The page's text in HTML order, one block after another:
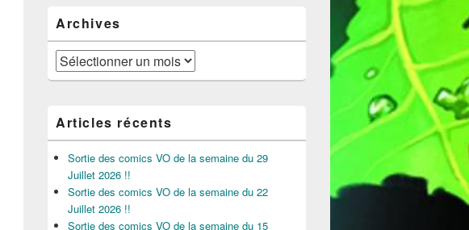
Archives
Archives
Articles récents
Sortie des comics VO de la semaine du 29
Juillet 2026 !!
Sortie des comics VO de la semaine du 22
Juillet 2026 !!
Sortie des comics VO de la semaine du 15